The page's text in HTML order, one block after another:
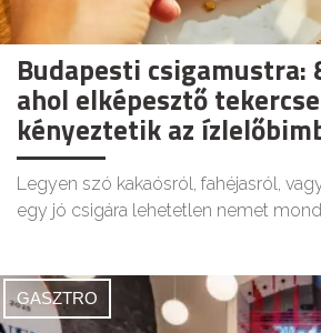
Budapesti csigamustra:
ahol elképesztő
kényeztetik az
Legyen szó kakaósról, fahéjasról,
egy jó csigára lehetetlen nemet
GASZTRO